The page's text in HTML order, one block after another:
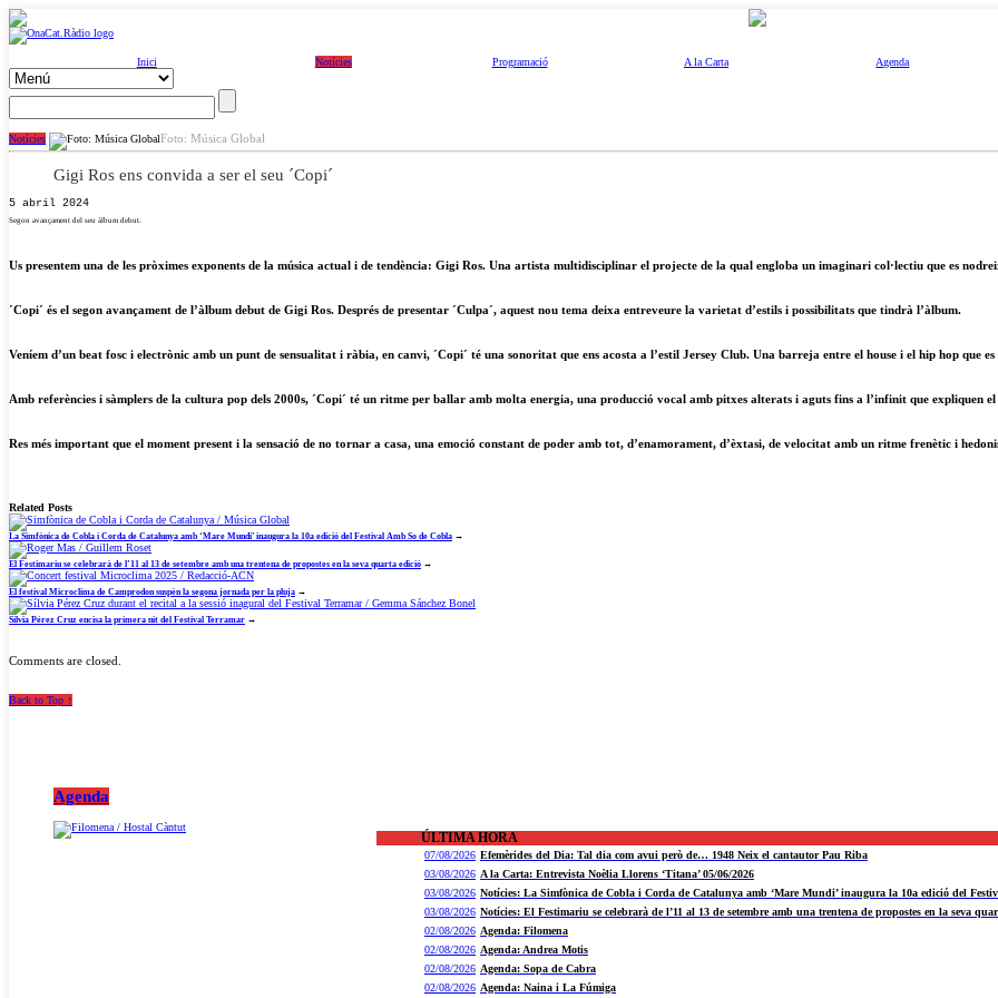
Inici Notícies Programació A la Carta Agenda
Notícies Foto: Música Global
Gigi Ros ens convida a ser el seu ´Copi´
5 abril 2024
Segon avançament del seu àlbum debut.
Us presentem una de les pròximes exponents de la música actual i de tendència: Gigi Ros. Una artista multidisciplinar el projecte de la qual engloba un imaginari col·lectiu que es
´Copi´ és el segon avançament de l’àlbum debut de Gigi Ros. Després de presentar ´Culpa´, aquest nou tema deixa entreveure la varietat d’estils i possibilitats que tindrà l’àlbum.
Veníem d’un beat fosc i electrònic amb un punt de sensualitat i ràbia, en canvi, ´Copi´ té una sonoritat que ens acosta a l’estil Jersey Club. Una barreja entre el house i el hip hop que
Amb referències i sàmplers de la cultura pop dels 2000s, ´Copi´ té un ritme per ballar amb molta energia, una producció vocal amb pitxes alterats i aguts fins a l’infinit que expliquen el
Res més important que el moment present i la sensació de no tornar a casa, una emoció constant de poder amb tot, d’enamorament, d’èxtasi, de velocitat amb un ritme frenètic i
Related Posts
La Simfònica de Cobla i Corda de Catalunya amb ‘Mare Mundi’ inaugura la 10a edició del Festival Amb So de Cobla →
El Festimariu se celebrarà de l’11 al 13 de setembre amb una trentena de propostes en la seva quarta edició →
El festival Microclima de Camprodon suspèn la segona jornada per la pluja →
Sílvia Pérez Cruz encisa la primera nit del Festival Terramar →
Comments are closed.
Back to Top ↑
Agenda
ÚLTIMA HORA
07/08/2026 Efemèrides del Dia: Tal dia com avui però de… 1948 Neix el cantautor Pau Riba
03/08/2026 A la Carta: Entrevista Noèlia Llorens ‘Titana’ 05/06/2026
03/08/2026 Notícies: La Simfònica de Cobla i Corda de Catalunya amb ‘Mare Mundi’ inaugura la 10a edició del
03/08/2026 Notícies: El Festimariu se celebrarà de l’11 al 13 de setembre amb una trentena de propostes en la seva
02/08/2026 Agenda: Filomena
02/08/2026 Agenda: Andrea Motis
02/08/2026 Agenda: Sopa de Cabra
02/08/2026 Agenda: Naina i La Fúmiga